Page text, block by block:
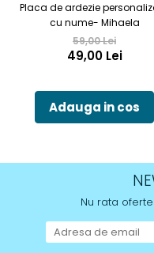
Placa de ardezie
cu nume- Mihaela
59,00 Lei
49,00 Lei
Adauga in cos
Nu rata